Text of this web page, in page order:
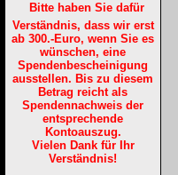
Bitte haben Sie dafür
Verständnis, dass wir erst
ab 300.-Euro, wenn Sie es
wünschen, eine
Spendenbescheinigung
ausstellen. Bis zu diesem
Betrag reicht als
Spendennachweis der
entsprechende
Kontoauszug.
Vielen Dank für Ihr
Verständnis!